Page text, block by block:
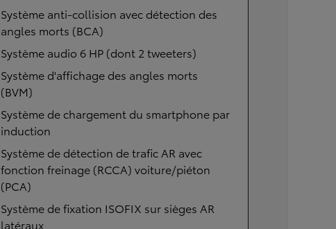
Système anti-collision avec détection des
angles morts (BCA)
Système audio 6 HP (dont 2 tweeters)
Système d'affichage des angles morts
(BVM)
Système de chargement du smartphone par
induction
Système de détection de trafic AR avec
fonction freinage (RCCA) voiture/piéton
(PCA)
Système de fixation ISOFIX sur sièges AR
latéraux